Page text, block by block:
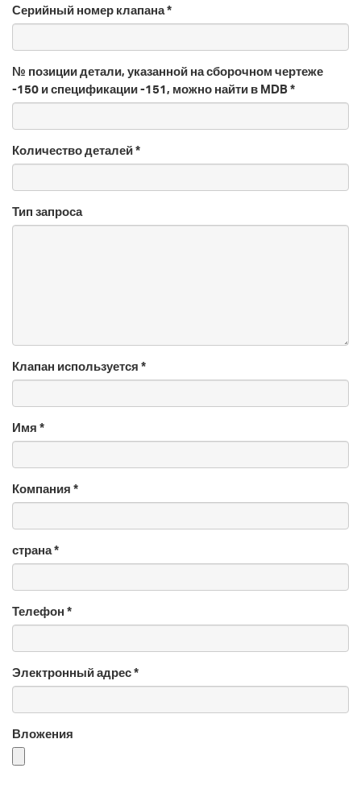
Серийный номер клапана *
№ позиции детали, указанной на сборочном чертеже
-150 и спецификации -151, можно найти в MDB *
Количество деталей *
Тип запроса
Клапан используется *
Имя *
Компания *
страна *
Телефон *
Электронный адрес *
Вложения